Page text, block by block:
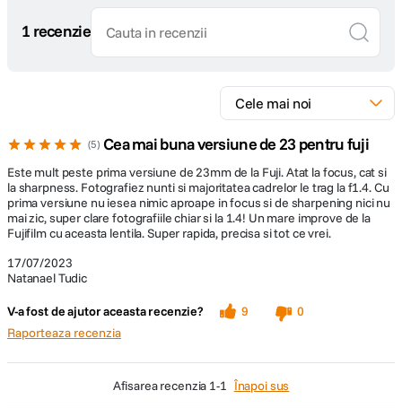
DETALII PRODUCATOR
1 recenzie
5 Cea mai buna versiune de 23 pentru fuji
17/07/2023
Natanael Tudic
Este mult peste prima versiune de 23mm de la Fuji. Atat la focus, cat si
la sharpness. Fotografiez nunti si majoritatea cadrelor le trag la f1.4. Cu
prima versiune nu iesea nimic aproape in focus si de sharpening nici nu
mai zic, super clare fotografiile chiar si la 1.4! Un mare improve de la
Fujifilm cu aceasta lentila. Super rapida, precisa si tot ce vrei.
V-a fost de ajutor aceasta recenzie? 9
0
Raporteaza recenzia
afisarea recenzia 1-1 Înapoi sus